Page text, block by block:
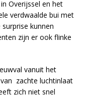
Overijssel en het
verdwaalde bui met
kunnen
zijn er ook flinke
vanuit het
zachte luchtinlaat
zich niet snel